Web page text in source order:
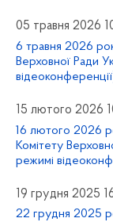
05 травня 2026
6 травня 2026
Верховної Ради
15 лютого 2026
16 лютого 2026
Комітету
режимі
19 грудня 2025
22 грудня 2025